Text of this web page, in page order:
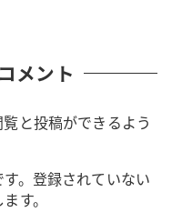
メント
と投稿ができるよう
。登録されていない
す。